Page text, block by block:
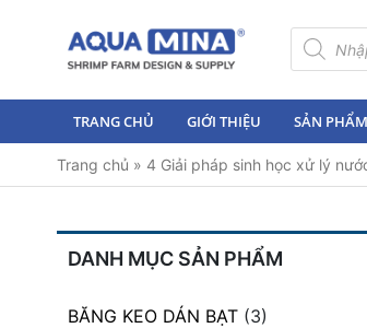
Tìm
kiếm
sản
TRANG CHỦ GIỚI THIỆU SẢN PHẨM
Trang chủ » 4 Giải pháp sinh học xử lý
DANH MỤC SẢN PHẨM
BĂNG KEO DÁN BẠT (3)